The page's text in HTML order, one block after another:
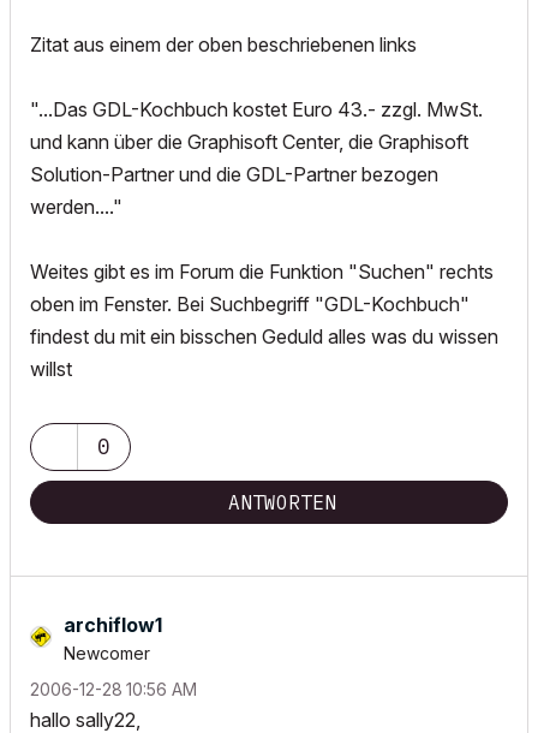
Zitat aus einem der oben beschriebenen links
"...Das GDL-Kochbuch kostet Euro 43.- zzgl. MwSt.
und kann über die Graphisoft Center, die Graphisoft
Solution-Partner und die GDL-Partner bezogen
werden...."
Weites gibt es im Forum die Funktion "Suchen" rechts
oben im Fenster. Bei Suchbegriff "GDL-Kochbuch"
findest du mit ein bisschen Geduld alles was du wissen
willst
0
ANTWORTEN
archiflow1
Newcomer
‎2006-12-28 10:56 AM
hallo sally22,